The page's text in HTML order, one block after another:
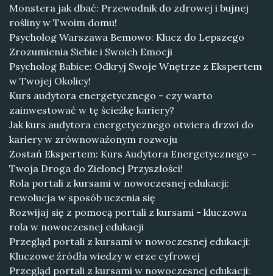
Monstera jak dbać: Przewodnik do zdrowej i bujnej
rośliny w Twoim domu!
Psycholog Warszawa Bemowo: Klucz do Lepszego
Zrozumienia Siebie i Swoich Emocji
Psycholog Babice: Odkryj Swoje Wnętrze z Ekspertem
w Twojej Okolicy!
Kurs audytora energetycznego - czy warto
zainwestować w tę ścieżkę kariery?
Jak kurs audytora energetycznego otwiera drzwi do
kariery w zrównoważonym rozwoju
Zostań Ekspertem: Kurs Audytora Energetycznego –
Twoja Droga do Zielonej Przyszłości!
Rola portali z kursami w nowoczesnej edukacji:
rewolucja w sposób uczenia się
Rozwijaj się z pomocą portali z kursami - kluczowa
rola w nowoczesnej edukacji
Przegląd portali z kursami w nowoczesnej edukacji:
Kluczowe źródła wiedzy w erze cyfrowej
Przegląd portali z kursami w nowoczesnej edukacji: